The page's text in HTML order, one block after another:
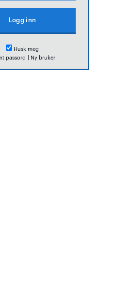
Husk meg
passord
Ny bruker